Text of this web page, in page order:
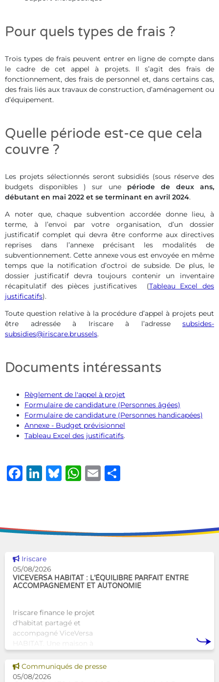
Pour quels types de frais ?
Trois types de frais peuvent entrer en ligne de compte dans
le cadre de cet appel à projets. Il s’agit des frais de
fonctionnement, des frais de personnel et, dans certains cas,
des frais liés aux travaux de construction, d’aménagement ou
d’équipement.
Quelle période est-ce que cela
couvre ?
Les projets sélectionnés seront subsidiés (sous réserve des
budgets disponibles ) sur une période de deux ans,
débutant en mai 2022 et se terminant en avril 2024.
A noter que, chaque subvention accordée donne lieu, à
terme, à l’envoi par votre organisation, d’un dossier
justificatif complet qui devra être conforme aux directives
reprises dans l’annexe précisant les modalités de
subventionnement. Cette annexe vous est envoyée en même
temps que la notification d’octroi de subside. De plus, le
dossier justificatif devra toujours contenir un inventaire
récapitulatif des pièces justificatives (Tableau Excel des
justificatifs).
Toute question relative à la procédure d’appel à projets peut
être adressée à Iriscare à l’adresse subsides-
subsidies@iriscare.brussels.
Documents intéressants
Règlement de l'appel à projet
Formulaire de candidature (Personnes âgées)
Formulaire de candidature (Personnes handicapées)
Annexe - Budget prévisionnel
Tableau Excel des justificatifs.
Facebook
LinkedIn
Bluesky
WhatsApp
Email
Voir cette news
Iriscare
05/08/2026
VICEVERSA HABITAT : L’ÉQUILIBRE PARFAIT ENTRE
ACCOMPAGNEMENT ET AUTONOMIE
Iriscare finance le projet
d'habitat partagé et
accompagné ViceVersa
HABITAT. Une maison à
alternative innovante et
humaine aux structures
Voir cette news
Communiqués de presse
05/08/2026